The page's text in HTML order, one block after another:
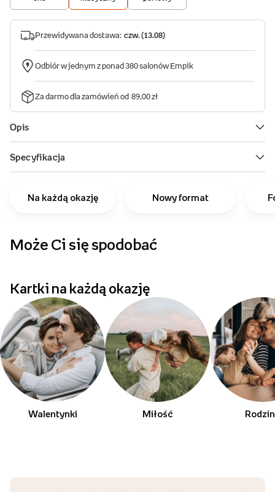
Na każdą okazję Nowy format
Może Ci się spodobać
Kartki na każdą okazję
Walentynki Miłość